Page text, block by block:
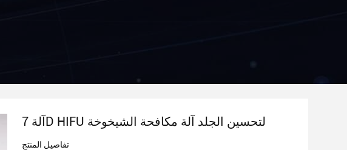
آلة 7D HIFU لتحسين الجلد آلة مكافحة الشيخوخة
تفاصيل المنتج